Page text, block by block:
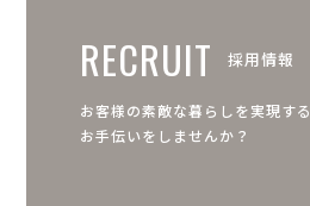
RECRUIT 採用情報
お客様の素敵な暮らしを実現する
お手伝いをしませんか？